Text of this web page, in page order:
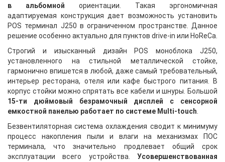
в альбомной ориентации. Такая эргономичная
адаптируемая конструкция дает возможность установить
POS терминал J250 в ограниченном пространстве. Данное
решение особенно актуально для пунктов drive-in или HoReCa.
Строгий и изысканный дизайн POS моноблока J250,
установленного на стильной металлической стойке,
гармонично впишется в любой, даже самый требовательный,
интерьер ресторана, отеля или кафе быстрого питания. В
корпус стойки можно спрятать все кабели и шнуры. Большой
15-ти дюймовый безрамочный дисплей с сенсорной
емкостной панелью работает по системе Multi-touch
Безвентиляторная система охлаждения сводит к минимуму
процесс накопления пыли и влаги на механизмах ПОС
терминала, что значительно продлевает общий срок
эксплуатации всего устройства. Усовершенствованная